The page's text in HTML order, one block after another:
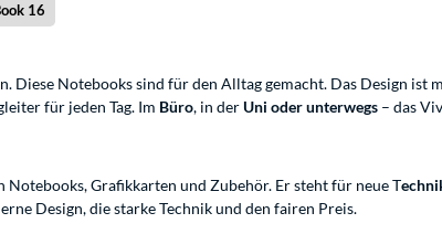
16
Notebooks sind für den Alltag gemacht. Das Design ist
für jeden Tag. Im Büro, in derUni oder unterwegs – das
Notebooks, Grafikkarten und Zubehör. Er steht für neue T
Design, die starke Technik und den fairen Preis.